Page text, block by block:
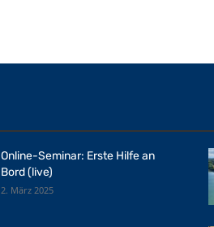
Online-Seminar: Erste Hilfe an
Bord (live)
2. März 2025